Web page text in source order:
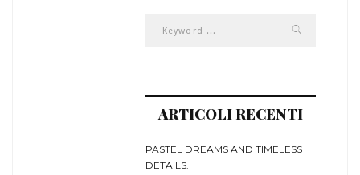
ARTICOLI RECENTI
PASTEL DREAMS AND TIMELESS
DETAILS.